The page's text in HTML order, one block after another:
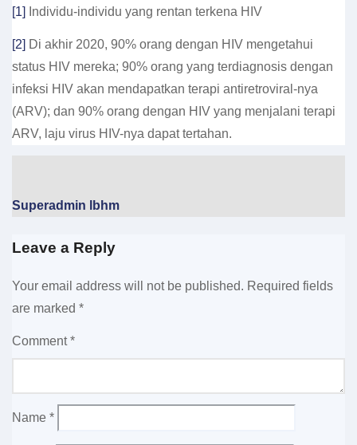
[1] Individu-individu yang rentan terkena HIV
[2] Di akhir 2020, 90% orang dengan HIV mengetahui
status HIV mereka; 90% orang yang terdiagnosis dengan
infeksi HIV akan mendapatkan terapi antiretroviral-nya
(ARV); dan 90% orang dengan HIV yang menjalani terapi
ARV, laju virus HIV-nya dapat tertahan.
Superadmin lbhm
Leave a Reply
Your email address will not be published. Required fields
are marked *
Comment*
Name *